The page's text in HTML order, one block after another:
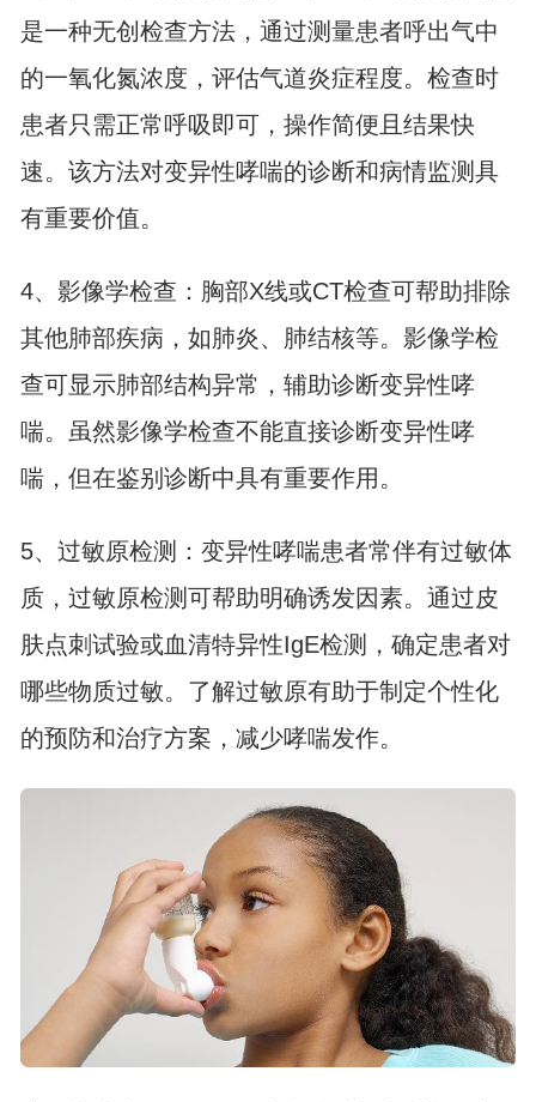
是一种无创检查方法，通过测量患者呼出气中
的一氧化氮浓度，评估气道炎症程度。检查时
患者只需正常呼吸即可，操作简便且结果快
速。该方法对变异性哮喘的诊断和病情监测具
有重要价值。
4、影像学检查：胸部X线或CT检查可帮助排除
其他肺部疾病，如肺炎、肺结核等。影像学检
查可显示肺部结构异常，辅助诊断变异性哮
喘。虽然影像学检查不能直接诊断变异性哮
喘，但在鉴别诊断中具有重要作用。
5、过敏原检测：变异性哮喘患者常伴有过敏体
质，过敏原检测可帮助明确诱发因素。通过皮
肤点刺试验或血清特异性IgE检测，确定患者对
哪些物质过敏。了解过敏原有助于制定个性化
的预防和治疗方案，减少哮喘发作。